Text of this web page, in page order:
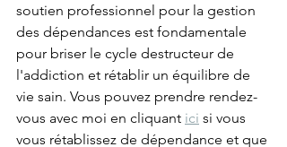
soutien professionnel pour la gestion
des dépendances est fondamentale
pour briser le cycle destructeur de
l'addiction et rétablir un équilibre de
vie sain. Vous pouvez prendre rendez-
vous avec moi en cliquant ici si vous
vous rétablissez de dépendance et que